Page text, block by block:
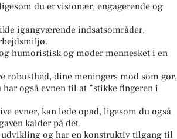
du er visionær, engagerende og
igangværende indsatsområder,
humoristisk og møder mennesket i en
robusthed, dine meningers mod som gør,
også evnen til at ”stikke fingeren i
evner, kan lede opad, ligesom du også
kalder på det.
og har en konstruktiv tilgang til